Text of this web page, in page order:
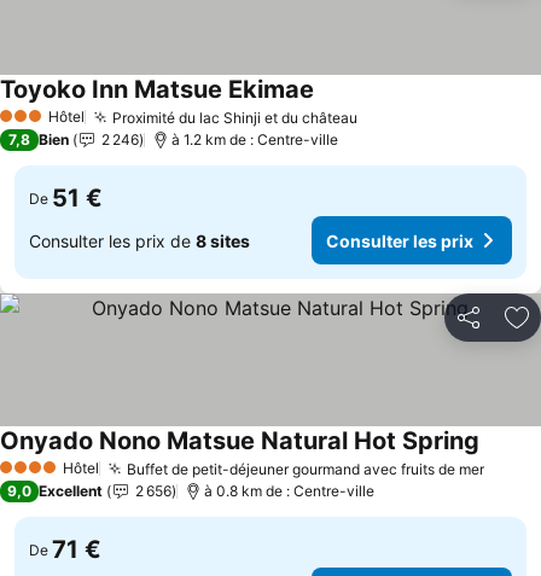
3 ÉtoilesHôtel Proximité du lac Shinji et du château
Toyoko Inn Matsue Ekimae
7,8 Bien 2 246 à 1.2 km de : Centre-ville
De 51 €
Consulter les prix de 8 sites Consulter les prix
Partager
4 Étoiles Hôtel Buffet de petit-déjeuner gourmand avec fruits de mer
Onyado Nono Matsue Natural Hot Spring
9,0 Excellent 2 656 à 0.8 km de : Centre-ville
De 71 €